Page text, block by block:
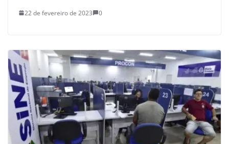
22 de fevereiro de 2023 0